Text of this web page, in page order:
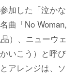
加した「泣かな
曲「No Woman,
）、ニューウェ
いこう）と呼び
アレンジは、ソ